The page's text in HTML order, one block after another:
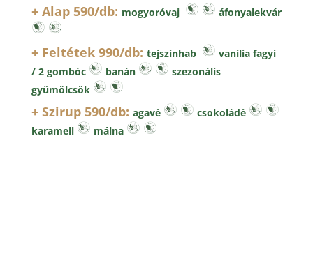
+ Alap 590/db: mogyoróvaj áfonyalekvár
+ Feltétek 990/db: tejszínhab
vanília fagyi
/ 2 gombóc
banán
szezonális
gyümölcsök
+ Szirup 590/db: agavé
csokoládé
karamell
málna